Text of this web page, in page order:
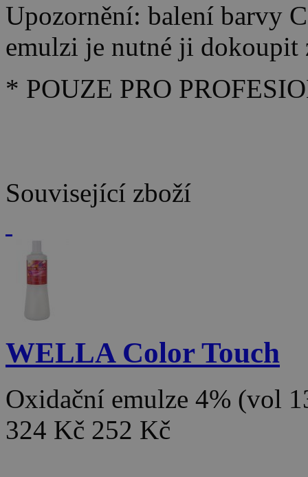
Upozornění: balení barvy
emulzi je nutné ji dokoupit
* POUZE PRO
Související zboží
WELLA Color Touch
Oxidační emulze 4% (vol
324 Kč 252 Kč